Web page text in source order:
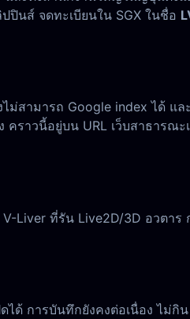
นส์ จดทะเบียนใน SGX ในชื่อ
ม่สามารถ Google index ได้ แ
คราวนี้อยู่บน URL เว็บสาธารณะ
Liver ที่รัน Live2D/3D อวตาร
ด้ การบันทึกยังคงต่อเนื่อง ไม่กิน